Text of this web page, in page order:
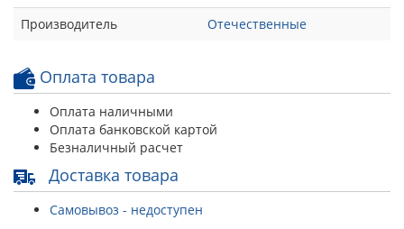
Производитель
Отечественные
Оплата товара
Оплата наличными
Оплата банковской картой
Безналичный расчет
Доставка товара
Самовывоз - недоступен